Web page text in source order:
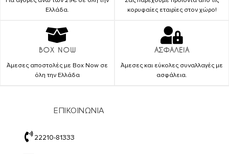
Ελλάδα.
κορυφαίες εταιρίες στον χώρο!
BOX NOW
Άμεσες αποστολές με Box Now σε
όλη την Ελλάδα
ΑΣΦΑΛΕΙΑ
Άμεσες και εύκολες συναλλαγές με
ασφάλεια.
ΕΠΙΚΟΙΝΩΝΙΑ
22210-81333